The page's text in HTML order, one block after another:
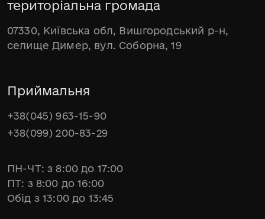
територіальна громада
07330, Київська обл, Вишгородський р-н,
селище Димер, вул. Соборна, 19
Приймальня
+38(045) 963-15-90
+38(099) 200-83-29
ПН-ЧТ: з 8:00 до 17:00
ПТ: з 8:00 до 16:00
Обід з 13:00 до 13:45